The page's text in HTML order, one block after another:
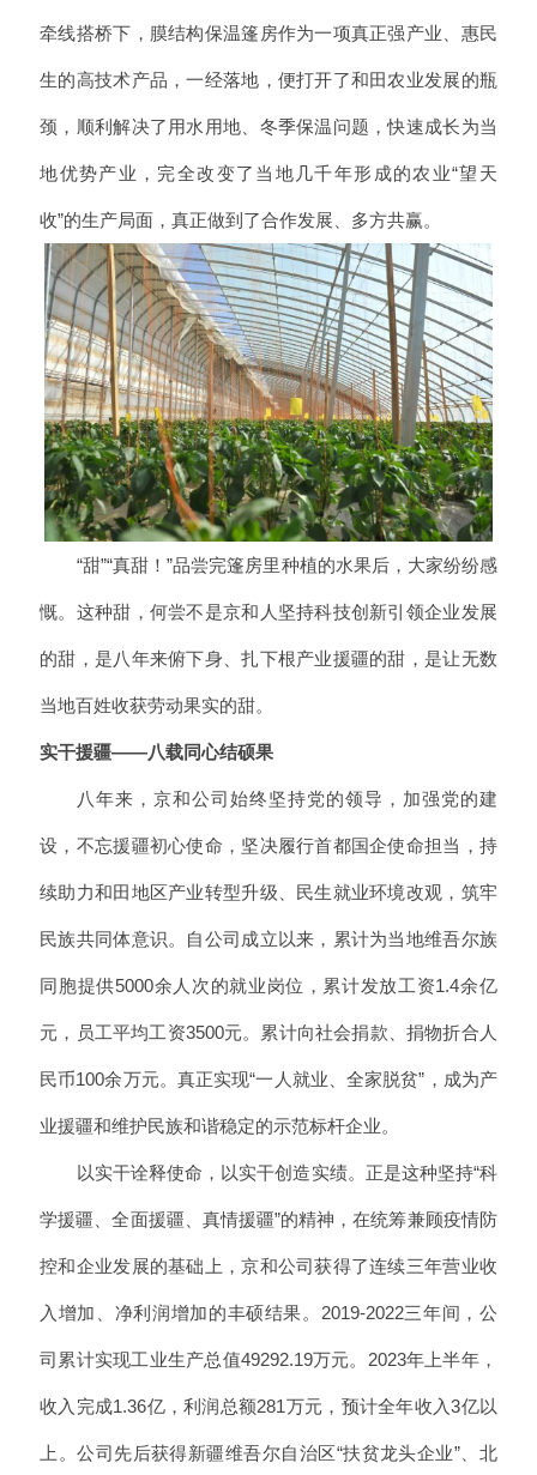
牵线搭桥下，膜结构保温篷房作为一项真正强产业、惠民
生的高技术产品，一经落地，便打开了和田农业发展的瓶
颈，顺利解决了用水用地、冬季保温问题，快速成长为当
地优势产业，完全改变了当地几千年形成的农业“望天
收”的生产局面，真正做到了合作发展、多方共赢。
“甜”“真甜！”品尝完篷房里种植的水果后，大家纷纷感
慨。这种甜，何尝不是京和人坚持科技创新引领企业发展
的甜，是八年来俯下身、扎下根产业援疆的甜，是让无数
当地百姓收获劳动果实的甜。
实干援疆——八载同心结硕果
八年来，京和公司始终坚持党的领导，加强党的建
设，不忘援疆初心使命，坚决履行首都国企使命担当，持
续助力和田地区产业转型升级、民生就业环境改观，筑牢
民族共同体意识。自公司成立以来，累计为当地维吾尔族
同胞提供5000余人次的就业岗位，累计发放工资1.4余亿
元，员工平均工资3500元。累计向社会捐款、捐物折合人
民币100余万元。真正实现“一人就业、全家脱贫”，成为产
业援疆和维护民族和谐稳定的示范标杆企业。
以实干诠释使命，以实干创造实绩。正是这种坚持“科
学援疆、全面援疆、真情援疆”的精神，在统筹兼顾疫情防
控和企业发展的基础上，京和公司获得了连续三年营业收
入增加、净利润增加的丰硕结果。2019-2022三年间，公
司累计实现工业生产总值49292.19万元。2023年上半年，
收入完成1.36亿，利润总额281万元，预计全年收入3亿以
上。公司先后获得新疆维吾尔自治区“扶贫龙头企业”、北